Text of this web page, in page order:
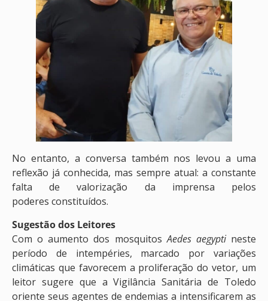
No entanto, a conversa também nos levou a uma
reflexão já conhecida, mas sempre atual: a constante
falta de valorização da imprensa pelos
poderes constituídos.
Sugestão dos Leitores
Com o aumento dos mosquitosAedes aegyptineste
período de intempéries, marcado por variações
climáticas que favorecem a proliferação do vetor, um
leitor sugere que a Vigilância Sanitária de Toledo
oriente seus agentes de endemias a intensificarem as